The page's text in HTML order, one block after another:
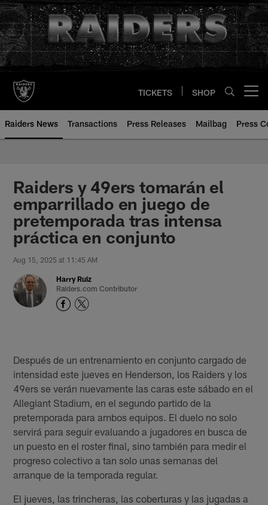
Skip
to
main
content
TICKETS SHOP
Raiders News Transactions Press Releases Mailbag Press
Raiders y 49ers tomarán el
emparrillado en juego de
pretemporada tras intensa
práctica en conjunto
Aug 15, 2025 at 11:45 AM
Harry Ruiz
Raiders.com Contributor
Después de un entrenamiento en conjunto cargado de
intensidad este jueves en Henderson, los Raiders y los
49ers se verán nuevamente las caras este sábado en el
Allegiant Stadium, en el segundo partido de la
pretemporada para ambos equipos. El duelo no solo
servirá para seguir evaluando a jugadores en busca de
un puesto en el roster final, sino también para medir el
progreso colectivo a tan solo unas semanas del
arranque de la temporada regular.
El jueves, las trincheras, las coberturas y las jugadas a